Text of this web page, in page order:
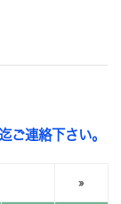
ご連絡下さい。
»